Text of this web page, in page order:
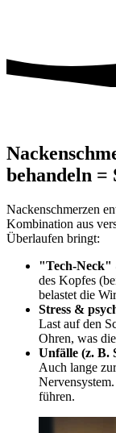
behandeln =
Nackenschmerzen
Kombination aus
Überlaufen bringt:
"Tech-Neck"
des Kopfes
belastet die
Stress &
Last auf den
Ohren, was
Unfälle (z. B.
Auch lange
führen.